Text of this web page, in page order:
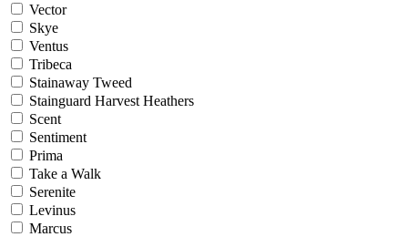
Vector
Skye
Ventus
Tribeca
Stainaway Tweed
Stainguard Harvest Heathers
Scent
Sentiment
Prima
Take a Walk
Serenite
Levinus
Marcus